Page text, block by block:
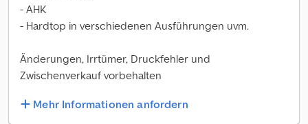
- AHK
- Hardtop in verschiedenen Ausführungen uvm.
Änderungen, Irrtümer, Druckfehler und
Zwischenverkauf vorbehalten
Mehr Informationen anfordern